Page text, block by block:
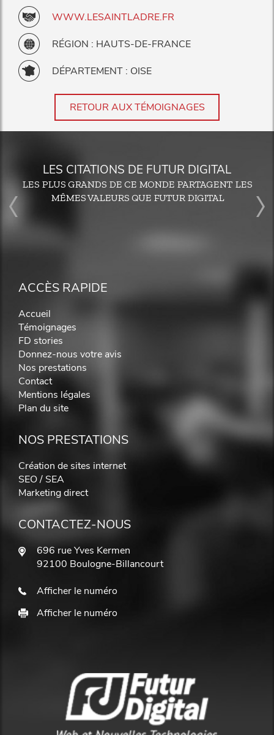
WWW.LESAINTLADRE.FR
RÉGION : HAUTS-DE-FRANCE
DÉPARTEMENT : OISE
RETOUR AUX TÉMOIGNAGES
LES CITATIONS DE FUTUR DIGITAL
LES PLUS GRANDS DE CE MONDE PARTAGENT LES
MÊMES VALEURS QUE FUTUR DIGITAL
ACCÈS RAPIDE
Accueil
Témoignages
FD stories
Donnez-nous votre avis
Nos prestations
Contact
Mentions légales
Plan du site
NOS PRESTATIONS
Création de sites internet
SEO / SEA
Marketing direct
CONTACTEZ-NOUS
696 rue Yves Kermen
92100 Boulogne-Billancourt
Afficher le numéro
Afficher le numéro